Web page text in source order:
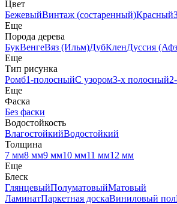
Цвет
БежевыйВинтаж (состаренный)Красный
Еще
Порода дерева
БукВенгеВяз (Ильм)ДубКленДуссия
Еще
Тип рисунка
Ромб1-полосныйС узором3-х полосный
Еще
Фаска
Без фаски
Водостойкость
ВлагостойкийВодостойкий
Толщина
7 мм8 мм9 мм10 мм11 мм12 мм
Еще
Блеск
ГлянцевыйПолуматовыйМатовый
ЛаминатПаркетная доскаВиниловый пол